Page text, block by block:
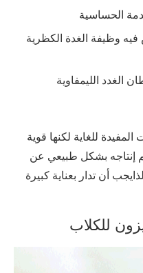
الحساسية
وظيفة الغدة الكظرية
الليمفاوية
للغاية لكنها قوية
إنتاجه بشكل طبيعي عن
أن تدار بعناية كبيرة
للكلاب